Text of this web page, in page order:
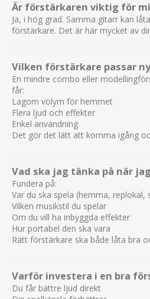
Är förstärkaren viktig för
Ja, i hög grad. Samma gitarr kan
förstärkare. Det är här mycket av
Vilken förstärkare passar
En mindre combo eller
får:
Lagom volym för hemmet
Flera ljud och effekter
Enkel användning
Det gör det lätt att komma igång
Vad ska jag tänka på när
Fundera på:
Var du ska spela (hemma, replokal,
Vilken musikstil du spelar
Om du vill ha inbyggda effekter
Hur portabel den ska vara
Rätt förstärkare ska både låta bra
Varför investera i en bra
Du får bättre ljud direkt